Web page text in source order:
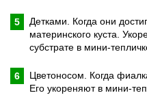
Детками. Когда они
материнского куста.
субстрате в мини-
Цветоносом. Когда
Его укореняют в мини-